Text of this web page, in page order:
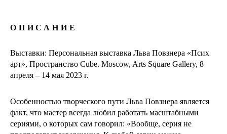
ОПИСАНИЕ
Выставки: Персональная выставка Льва Повзнера «Псих
арт», Пространство Cube. Moscow, Arts Square Gallery, 8
апреля – 14 мая 2023 г.
Особенностью творческого пути Льва Повзнера является
факт, что мастер всегда любил работать масштабными
сериями, о которых сам говорил: «Вообще, серия не